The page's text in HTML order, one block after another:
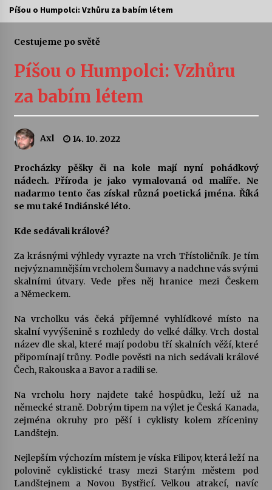
Sukuba Ensemble
Vernisáž výstavy Josefíny Duškové: Stávám se
kapkou
Veselí muzikanti
Pozvánka na integrační festival Quijotova
šedesátka: 28. 7.–1. 8. 2026
Jenakaši
28. 7. 2026
23. 7. 2026
Letní koncerty ve Stromovce: Rufus Miller
22. 7. 2026
Vysočinka
17. 7. 2026
Ozvěny prázdnin
14. 7. 2026
Píšou o Humpolci: Vzhůru za babím létem
Cestujeme po světě
Píšou o Humpolci: Vzhůru
za babím létem
Axl 14. 10. 2022
Procházky pěšky či na kole mají nyní pohádkový
nádech. Příroda je jako vymalovaná od malíře. Ne
nadarmo tento čas získal různá poetická jména. Říká
se mu také Indiánské léto.
Kde sedávali králové?
Za krásnými výhledy vyrazte na vrch Třístoličník. Je tím
nejvýznamnějším vrcholem Šumavy a nadchne vás svými
skalními útvary. Vede přes něj hranice mezi Českem
a Německem.
Na vrcholku vás čeká příjemné vyhlídkové místo na
skalní vyvýšenině s rozhledy do velké dálky. Vrch dostal
název dle skal, které mají podobu tří skalních věží, které
připomínají trůny. Podle pověsti na nich sedávali králové
Čech, Rakouska a Bavor a radili se.
Na vrcholu hory najdete také hospůdku, leží už na
německé straně. Dobrým tipem na výlet je Česká Kanada,
zejména okruhy pro pěší i cyklisty kolem zříceniny
Landštejn.
Nejlepším výchozím místem je víska Filipov, která leží na
polovině cyklistické trasy mezi Starým městem pod
Landštejnem a Novou Bystřicí. Velkou atrakcí, navíc